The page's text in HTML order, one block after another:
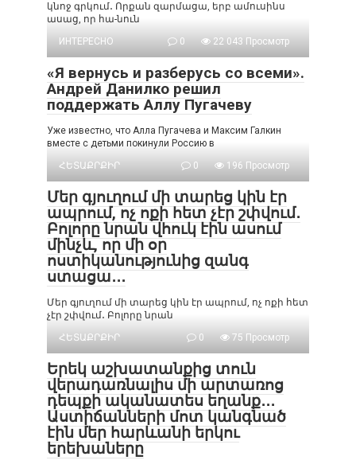
կնոջ գրկում․ Որքան զարմացա, երբ ամուսինս
ասաց, որ հա-նուն
ИНТЕРЕСНО
0 22 043 Просмотр
«Я вернусь и разберусь со всеми».
Андрей Данилко решил
поддержать Аллу Пугачеву
Уже известно, что Алла Пугачева и Максим Галкин
вместе с детьми покинули Россию в
ՀԵՏԱՔՐՔԻՐ
0 196 Просмотр
Մեր գյուղում մի տարեց կին էր
ապրում, ոչ ոքի հետ չէր շփվում․
Բոլորը նրան վհուկ էին ասում
մինչև, որ մի օր
ոստիկանությունից զանգ
ստացա․․․
Մեր գյուղում մի տարեց կին էր ապրում, ոչ ոքի հետ
չէր շփվում․ Բոլորը նրան
ՀԵՏԱՔՐՔԻՐ
0 75 Просмотр
Երեկ աշխատանքից տուն
վերադառնալիս մի արտառոց
դեպքի ականատես եղանք․․․
Աստիճանների մոտ կանգնած
էին մեր հարևանի երկու
երեխաները